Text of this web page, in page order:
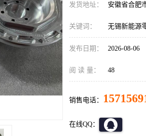
发货地址： 安徽省合肥
关键词： 无锡新能源
发布日期： 2026-08-06
阅 读 量： 48
销售电话：
在线QQ：